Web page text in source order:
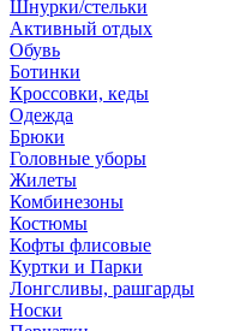
Шнурки/стельки
Активный отдых
Обувь
Ботинки
Кроссовки, кеды
Одежда
Брюки
Головные уборы
Жилеты
Комбинезоны
Костюмы
Кофты флисовые
Куртки и Парки
Лонгсливы, рашгарды
Носки